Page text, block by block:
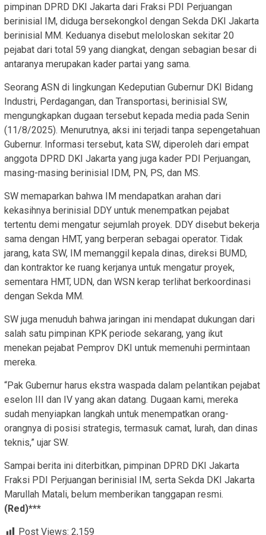
pimpinan DPRD DKI Jakarta dari Fraksi PDI Perjuangan
berinisial IM, diduga bersekongkol dengan Sekda DKI Jakarta
berinisial MM. Keduanya disebut meloloskan sekitar 20
pejabat dari total 59 yang diangkat, dengan sebagian besar di
antaranya merupakan kader partai yang sama.
Seorang ASN di lingkungan Kedeputian Gubernur DKI Bidang
Industri, Perdagangan, dan Transportasi, berinisial SW,
mengungkapkan dugaan tersebut kepada media pada Senin
(11/8/2025). Menurutnya, aksi ini terjadi tanpa sepengetahuan
Gubernur. Informasi tersebut, kata SW, diperoleh dari empat
anggota DPRD DKI Jakarta yang juga kader PDI Perjuangan,
masing-masing berinisial IDM, PN, PS, dan MS.
SW memaparkan bahwa IM mendapatkan arahan dari
kekasihnya berinisial DDY untuk menempatkan pejabat
tertentu demi mengatur sejumlah proyek. DDY disebut bekerja
sama dengan HMT, yang berperan sebagai operator. Tidak
jarang, kata SW, IM memanggil kepala dinas, direksi BUMD,
dan kontraktor ke ruang kerjanya untuk mengatur proyek,
sementara HMT, UDN, dan WSN kerap terlihat berkoordinasi
dengan Sekda MM.
SW juga menuduh bahwa jaringan ini mendapat dukungan dari
salah satu pimpinan KPK periode sekarang, yang ikut
menekan pejabat Pemprov DKI untuk memenuhi permintaan
mereka.
“Pak Gubernur harus ekstra waspada dalam pelantikan pejabat
eselon III dan IV yang akan datang. Dugaan kami, mereka
sudah menyiapkan langkah untuk menempatkan orang-
orangnya di posisi strategis, termasuk camat, lurah, dan dinas
teknis,” ujar SW.
Sampai berita ini diterbitkan, pimpinan DPRD DKI Jakarta
Fraksi PDI Perjuangan berinisial IM, serta Sekda DKI Jakarta
Marullah Matali, belum memberikan tanggapan resmi.
(Red)***
Post Views: 2,159